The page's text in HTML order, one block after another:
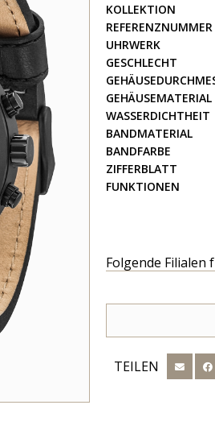
KOLLEKTION
REFERENZNUMMER
UHRWERK
GESCHLECHT
GEHÄUSEMATERIAL
WASSERDICHTHEIT
BANDMATERIAL
BANDFARBE
ZIFFERBLATT
FUNKTIONEN
Folgende Filialen
TEILEN